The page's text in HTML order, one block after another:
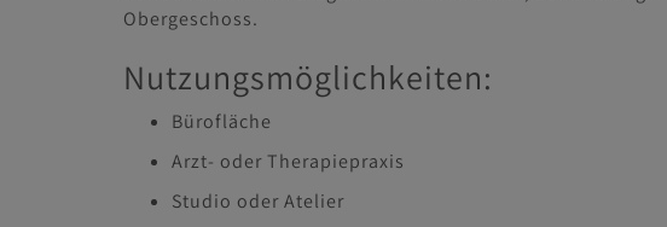
Obergeschoss.
Nutzungsmöglichkeiten:
Bürofläche
Arzt- oder Therapiepraxis
Studio oder Atelier